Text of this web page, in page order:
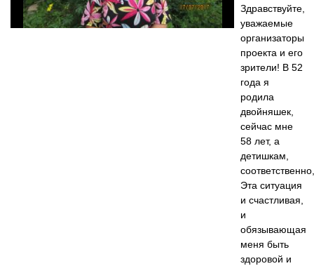
Здравствуйте,
уважаемые
организаторы
проекта и его
зрители! В 52
года я
родила
двойняшек,
сейчас мне
58 лет, а
детишкам,
Эта ситуация
и счастливая,
и
обязывающая
меня быть
здоровой и